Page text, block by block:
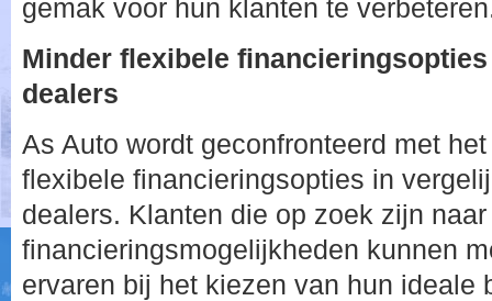
gemak voor hun klanten te
Minder flexibele
dealers
As Auto wordt geconfronteerd met
flexibele financieringsopties in
dealers. Klanten die op zoek zijn
financieringsmogelijkheden kunnen
ervaren bij het kiezen van hun ideale